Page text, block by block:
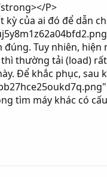
P>
của ai đó để dẫn
Tuy nhiên,
thường tải (load)
Để khắc phục, sau
tìm máy khác có